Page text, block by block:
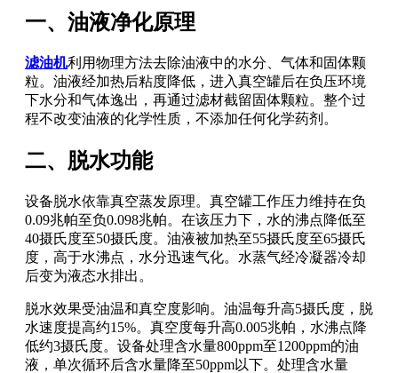
一、油液净化原理
滤油机利用物理方法去除油液中的水分、气体和固体颗
粒。油液经加热后粘度降低，进入真空罐后在负压环境
下水分和气体逸出，再通过滤材截留固体颗粒。整个过
程不改变油液的化学性质，不添加任何化学药剂。
二、脱水功能
设备脱水依靠真空蒸发原理。真空罐工作压力维持在负
0.09兆帕至负0.098兆帕。在该压力下，水的沸点降低至
40摄氏度至50摄氏度。油液被加热至55摄氏度至65摄氏
度，高于水沸点，水分迅速气化。水蒸气经冷凝器冷却
后变为液态水排出。
脱水效果受油温和真空度影响。油温每升高5摄氏度，脱
水速度提高约15%。真空度每升高0.005兆帕，水沸点降
低约3摄氏度。设备处理含水量800ppm至1200ppm的油
液，单次循环后含水量降至50ppm以下。处理含水量